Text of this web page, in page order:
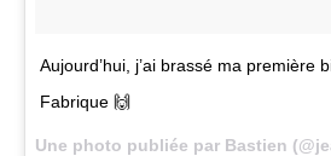
Aujourd’hui, j’ai brassé ma première
Fabrique 🙌
Une photo publiée par Bastien